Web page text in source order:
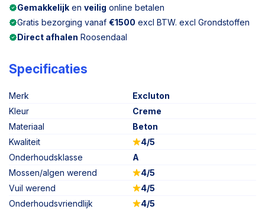
Gemakkelijk en veilig online betalen
Gratis bezorging vanaf €1500 excl BTW. excl Grondstoffen
Direct afhalen Roosendaal
Specificaties
Merk
Excluton
Kleur
Creme
Materiaal
Beton
Kwaliteit
4/5
Onderhoudsklasse
A
Mossen/algen werend
4/5
Vuil werend
4/5
Onderhoudsvriendlijk
4/5